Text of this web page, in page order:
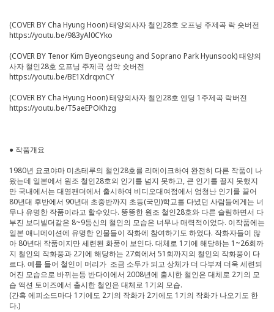
(COVER BY Cha Hyung Hoon) 태양의사자 철인28호 오프닝 주제곡 락 숏버전
https://youtu.be/983yAl0CYko
(COVER BY Tenor Kim Byeongseung and Soprano Park Hyunsook) 태양의
사자 철인28호 오프닝 주제곡 성악 숏버전
https://youtu.be/BE1XdrqxnCY
(COVER BY Cha Hyung Hoon) 태양의사자 철인28호 엔딩 1주제곡 락버전
https://youtu.be/T5aeEPOKhzg
● 작품개요
1980년 요코야마 미츠테루의 철인28호를 리메이크하여 완전히 다른 작품이 나
왔는데 일본에서 원조 철인28호의 인기를 넘지 못하고, 큰 인기를 끌지 못했지
만 국내에서는 대영팬더에서 출시하여 비디오대여점에서 엄청난 인기를 끌어
80년대 후반에서 90년대 초중반까지 초등(국민)학교를 다녔던 사람들에게는 너
무나 유명한 작품이라고 할수있다. 뚱뚱한 원조 철인28호와 다른 슬림하면서 다
부진 보디빌더같은 8~9등신의 철인의 모습은 너무나 매력적이었다. 이작품에는
일본 애니메이션에 유명한 인물들이 작화에 참여하기도 하였다. 작화자들이 많
아 80년대 작품이지만 세련된 화풍이 보인다. 대체로 1기에 해당하는 1~26회까
지 철인의 작화풍과 2기에 해당하는 27회에서 51회까지의 철인의 작화풍이 다
르다. 예를 들어 철인이 머리가 조금 소두가 되고 상체가 더 다부져 더욱 세련되
어진 모습으로 바뀌는등 반다이에서 2008년에 출시한 철인은 대체로 2기의 모
습 액션 토이즈에서 출시한 철인은 대체로 1기의 모습.
(간혹 에피소드마다 1기에도 2기의 작화가 2기에도 1기의 작화가 나오기도 한
다.)